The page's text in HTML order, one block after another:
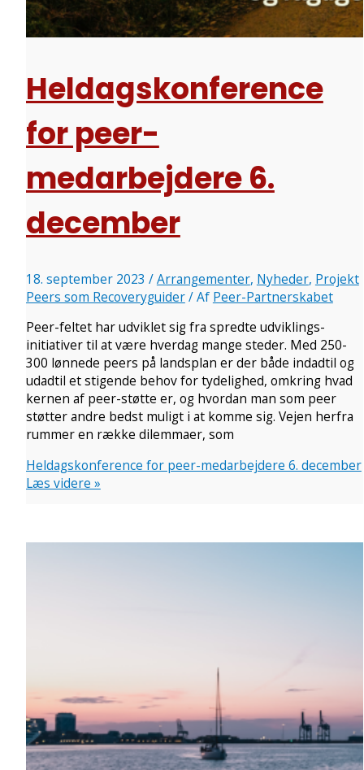
Heldagskonference
for peer-
medarbejdere 6.
december
18. september 2023 /Arrangementer, Nyheder, Projekt
Peers som Recoveryguider/ Af Peer-Partnerskabet
Peer-feltet har udviklet sig fra spredte udviklings-
initiativer til at være hverdag mange steder. Med 250-
300 lønnede peers på landsplan er der både indadtil og
udadtil et stigende behov for tydelighed, omkring hvad
kernen af peer-støtte er, og hvordan man som peer
støtter andre bedst muligt i at komme sig. Vejen herfra
rummer en række dilemmaer, som
Heldagskonference for peer-medarbejdere 6. december
Læs videre »